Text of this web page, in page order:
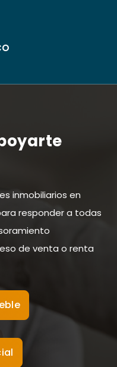
inmobiliarios en
responder a todas
de venta o renta